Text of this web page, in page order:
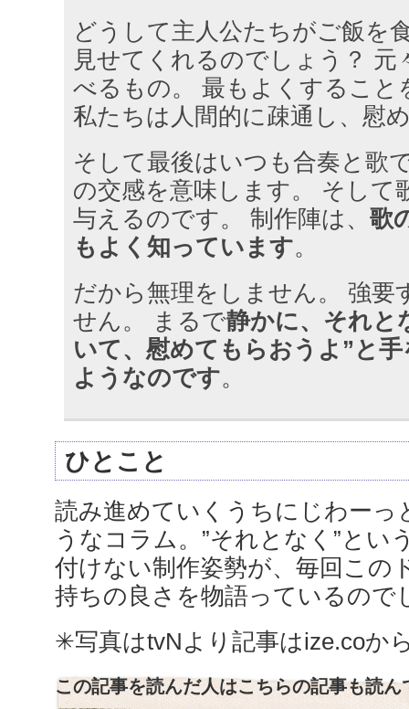
どうして主人公たちがご飯を
見せてくれるのでしょう？ 元
べるもの。 最もよくすること
私たちは人間的に疎通し、慰
そして最後はいつも合奏と歌
の交感を意味します。 そして
与えるのです。 制作陣は、 歌
もよく知っています。
だから無理をしません。 強要
せん。 まるで静かに、それと
いて、慰めてもらおうよ”と
ようなのです。
ひとこと
読み進めていくうちにじわーっ
うなコラム。”それとなく”とい
付けない制作姿勢が、毎回この
持ちの良さを物語っているので
✳︎写真はtvNより記事はize.coか
この記事を読んだ人はこちらの記事も読ん